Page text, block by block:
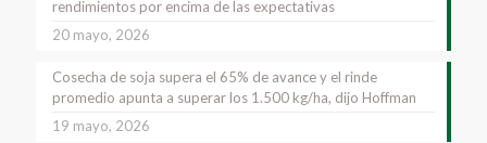
rendimientos por encima de las expectativas
20 mayo, 2026
Cosecha de soja supera el 65% de avance y el rinde
promedio apunta a superar los 1.500 kg/ha, dijo Hoffman
19 mayo, 2026